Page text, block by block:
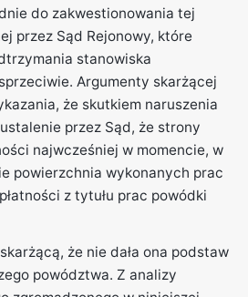
do zakwestionowania tej
przez Sąd Rejonowy, które
stanowiska
Argumenty skarżącej
że skutkiem naruszenia
przez Sąd, że strony
najwcześniej w momencie, w
powierzchnia wykonanych prac
z tytułu prac powódki
że nie dała ona podstaw
powództwa. Z analizy